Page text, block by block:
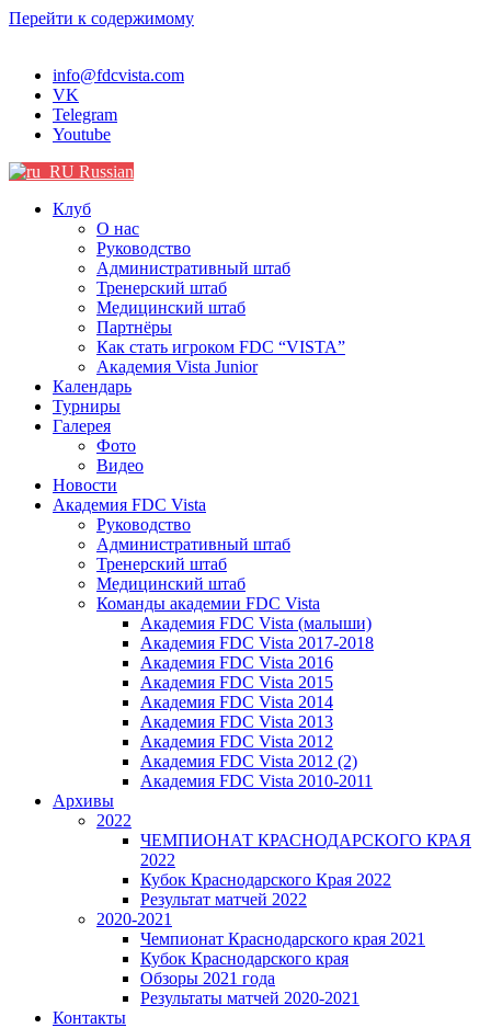
Перейти к содержимому
info@fdcvista.com
VK
Telegram
Youtube
Russian
Клуб
О нас
Руководство
Административный штаб
Тренерский штаб
Медицинский штаб
Партнёры
Как стать игроком FDC “VISTA”
Академия Vista Junior
Календарь
Турниры
Галерея
Фото
Видео
Новости
Академия FDC Vista
Руководство
Административный штаб
Тренерский штаб
Медицинский штаб
Команды академии FDC Vista
Академия FDC Vista (малыши)
Академия FDC Vista 2017-2018
Академия FDC Vista 2016
Академия FDC Vista 2015
Академия FDC Vista 2014
Академия FDC Vista 2013
Академия FDC Vista 2012
Академия FDC Vista 2012 (2)
Академия FDC Vista 2010-2011
Архивы
2022
ЧЕМПИОНАТ КРАСНОДАРСКОГО КРАЯ
2022
Кубок Краснодарского Края 2022
Результат матчей 2022
2020-2021
Чемпионат Краснодарского края 2021
Кубок Краснодарского края
Обзоры 2021 года
Результаты матчей 2020-2021
Контакты